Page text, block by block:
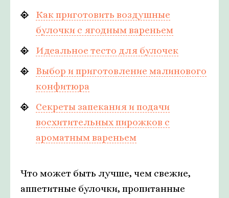
Как приготовить воздушные
булочки с ягодным вареньем
Идеальное тесто для булочек
Выбор и приготовление малинового
конфитюра
Секреты запекания и подачи
восхитительных пирожков с
ароматным вареньем
Что может быть лучше, чем свежие,
аппетитные булочки, пропитанные